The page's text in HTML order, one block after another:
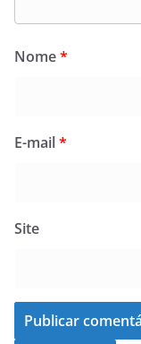
Nome*
E-mail*
Site